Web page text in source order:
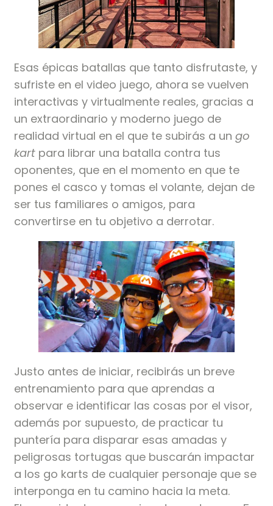
Esas épicas batallas que tanto disfrutaste, y
sufriste en el video juego, ahora se vuelven
interactivas y virtualmente reales, gracias a
un extraordinario y moderno juego de
realidad virtual en el que te subirás a un go
kart para librar una batalla contra tus
oponentes, que en el momento en que te
pones el casco y tomas el volante, dejan de
ser tus familiares o amigos, para
convertirse en tu objetivo a derrotar.
Justo antes de iniciar, recibirás un breve
entrenamiento para que aprendas a
observar e identificar las cosas por el visor,
además por supuesto, de practicar tu
puntería para disparar esas amadas y
peligrosas tortugas que buscarán impactar
a los go karts de cualquier personaje que se
interponga en tu camino hacia la meta.